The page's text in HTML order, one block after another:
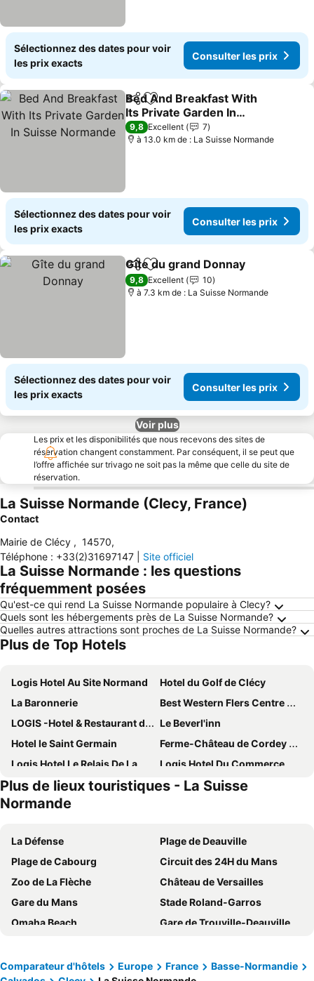
Sélectionnez des dates pour voir
les prix exacts
Consulter les prix
PartagerAjouter à mes favoris
Bed And Breakfast With
Its Private Garden In
Suisse Normande
9,8 Excellent
7
à 13.0 km de : La Suisse Normande
Sélectionnez des dates pour voir
les prix exacts
Consulter les prix
PartagerAjouter à mes favoris
Gîte du grand Donnay
9,8 Excellent
10
à 7.3 km de : La Suisse Normande
Sélectionnez des dates pour voir
les prix exacts
Consulter les prix
Voir plus
Les prix et les disponibilités que nous recevons des sites de
réservation changent constamment. Par conséquent, il se peut que
l’offre affichée sur trivago ne soit pas la même que celle du site de
réservation.
La Suisse Normande (Clecy, France)
Contact
Mairie de Clécy , 14570,
Téléphone : +33(2)31697147 Site officiel
La Suisse Normande : les questions
fréquemment posées
Qu'est-ce qui rend La Suisse Normande populaire à Clecy?
Quels sont les hébergements près de La Suisse Normande?
Quelles autres attractions sont proches de La Suisse Normande?
Plus de Top Hotels
Logis Hotel Au Site Normand
Hotel du Golf de Clécy
La Baronnerie
Best Western Flers Centre Gare
LOGIS -Hotel & Restaurant de la Place
Le Beverl'inn
Hotel le Saint Germain
Ferme-Château de Cordey & Spa
Logis Hotel Le Relais De La Poste Restaurant Le Fil du Temps
Logis Hotel Du Commerce
Relais du Commerce
Le Moulin du Vey
Le Manoir de Placy - Chambres d'Hôtes
Chambres de Charme a la Ferme
Château de la Pommeraye
Plus de lieux touristiques - La Suisse
Normande
La Défense
Plage de Deauville
Plage de Cabourg
Circuit des 24H du Mans
Zoo de La Flèche
Château de Versailles
Gare du Mans
Stade Roland-Garros
Omaha Beach
Gare de Trouville-Deauville
La Grande Arche de la Défense
Abbaye du Mont St Michel
Comparateur d'hôtels Europe France
Basse-Normandie